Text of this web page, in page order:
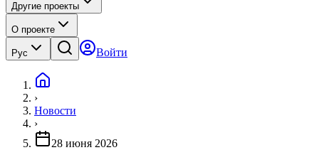
Другие проекты
О проекте
Рус Войти
›
Новости
›
28 июня 2026